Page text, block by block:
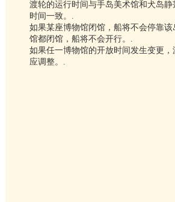
渡轮的运行时间与手岛美术馆和犬岛
时间一致。.
如果某座博物馆闭馆，船将不会停靠
馆都闭馆，船将不会开行。.
如果任一博物馆的开放时间发生变更
应调整。.